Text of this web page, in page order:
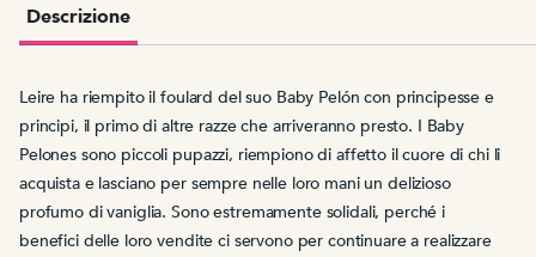
Descrizione
Leire ha riempito il foulard del suo Baby Pelón con principesse e
principi, il primo di altre razze che arriveranno presto. I Baby
Pelones sono piccoli pupazzi, riempiono di affetto il cuore di chi li
acquista e lasciano per sempre nelle loro mani un delizioso
profumo di vaniglia. Sono estremamente solidali, perchéi
beneficidelle loro vendite ci servonoper continuare a realizzare